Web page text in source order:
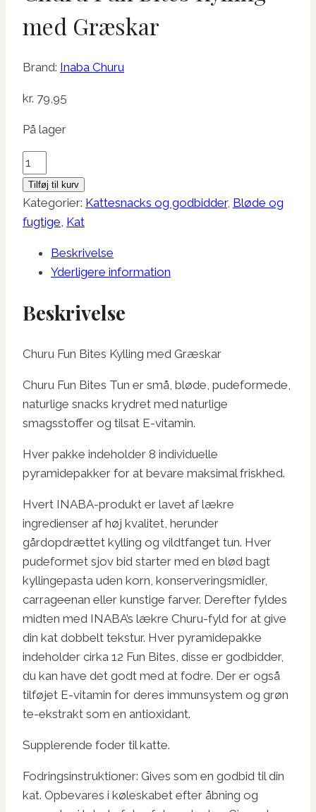
med Græskar
Brand: Inaba Churu
kr. 79,95
På lager
Churu
Fun
Bites
Kylling
Græskar
antal
Tilføj til kurv
Kategorier: Kattesnacks og godbidder, Bløde og
fugtige, Kat
Beskrivelse
Yderligere information
Beskrivelse
Churu Fun Bites Kylling med Græskar
Churu Fun Bites Tun er små, bløde, pudeformede,
naturlige snacks krydret med naturlige
smagsstoffer og tilsat E-vitamin.
Hver pakke indeholder 8 individuelle
pyramidepakker for at bevare maksimal friskhed.
Hvert INABA-produkt er lavet af lækre
ingredienser af høj kvalitet, herunder
gårdopdrættet kylling og vildtfanget tun. Hver
pudeformet sjov bid starter med en blød bagt
kyllingepasta uden korn, konserveringsmidler,
carrageenan eller kunstige farver. Derefter fyldes
midten med INABA’s lækre Churu-fyld for at give
din kat dobbelt tekstur. Hver pyramidepakke
indeholder cirka 12 Fun Bites, disse er godbidder,
du kan have det godt med at fodre. Der er også
tilføjet E-vitamin for deres immunsystem og grøn
te-ekstrakt som en antioxidant.
Supplerende foder til katte.
Fodringsinstruktioner: Gives som en godbid til din
kat. Opbevares i køleskabet efter åbning og